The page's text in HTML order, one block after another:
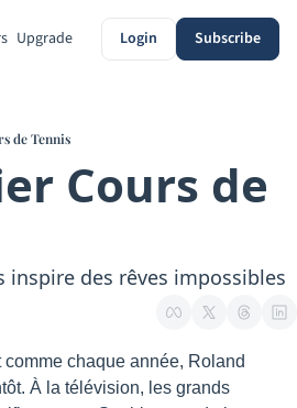
Upgrade Login Subscribe
de Tennis
Cours de
inspire des rêves impossibles
chaque année, Roland
À la télévision, les grands